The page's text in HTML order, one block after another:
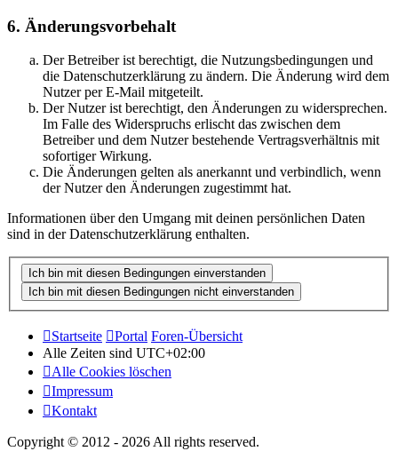
6. Änderungsvorbehalt
Der Betreiber ist berechtigt, die Nutzungsbedingungen und
die Datenschutzerklärung zu ändern. Die Änderung wird dem
Nutzer per E-Mail mitgeteilt.
Der Nutzer ist berechtigt, den Änderungen zu widersprechen.
Im Falle des Widerspruchs erlischt das zwischen dem
Betreiber und dem Nutzer bestehende Vertragsverhältnis mit
sofortiger Wirkung.
Die Änderungen gelten als anerkannt und verbindlich, wenn
der Nutzer den Änderungen zugestimmt hat.
Informationen über den Umgang mit deinen persönlichen Daten
sind in der Datenschutzerklärung enthalten.
Startseite Portal Foren-Übersicht
Alle Zeiten sind UTC+02:00
Alle Cookies löschen
Impressum
Kontakt
Copyright © 2012 - 2026 All rights reserved.